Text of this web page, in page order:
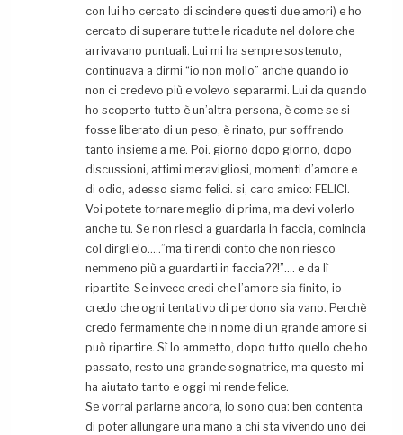
con lui ho cercato di scindere questi due amori) e ho
cercato di superare tutte le ricadute nel dolore che
arrivavano puntuali. Lui mi ha sempre sostenuto,
continuava a dirmi “io non mollo” anche quando io
non ci credevo più e volevo separarmi. Lui da quando
ho scoperto tutto è un’altra persona, è come se si
fosse liberato di un peso, è rinato, pur soffrendo
tanto insieme a me. Poi. giorno dopo giorno, dopo
discussioni, attimi meravigliosi, momenti d’amore e
di odio, adesso siamo felici. si, caro amico: FELICI.
Voi potete tornare meglio di prima, ma devi volerlo
anche tu. Se non riesci a guardarla in faccia, comincia
col dirglielo…..”ma ti rendi conto che non riesco
nemmeno più a guardarti in faccia??!”…. e da lì
ripartite. Se invece credi che l’amore sia finito, io
credo che ogni tentativo di perdono sia vano. Perchè
credo fermamente che in nome di un grande amore si
può ripartire. Sì lo ammetto, dopo tutto quello che ho
passato, resto una grande sognatrice, ma questo mi
ha aiutato tanto e oggi mi rende felice.
Se vorrai parlarne ancora, io sono qua: ben contenta
di poter allungare una mano a chi sta vivendo uno dei